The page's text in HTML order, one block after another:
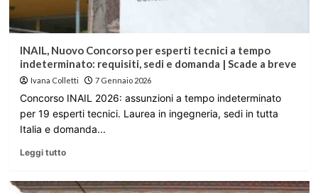
INAIL, Nuovo Concorso per esperti tecnici a tempo
indeterminato: requisiti, sedi e domanda | Scade a breve
Ivana Colletti 7 Gennaio 2026
Concorso INAIL 2026: assunzioni a tempo indeterminato
per 19 esperti tecnici. Laurea in ingegneria, sedi in tutta
Italia e domanda...
Leggi tutto